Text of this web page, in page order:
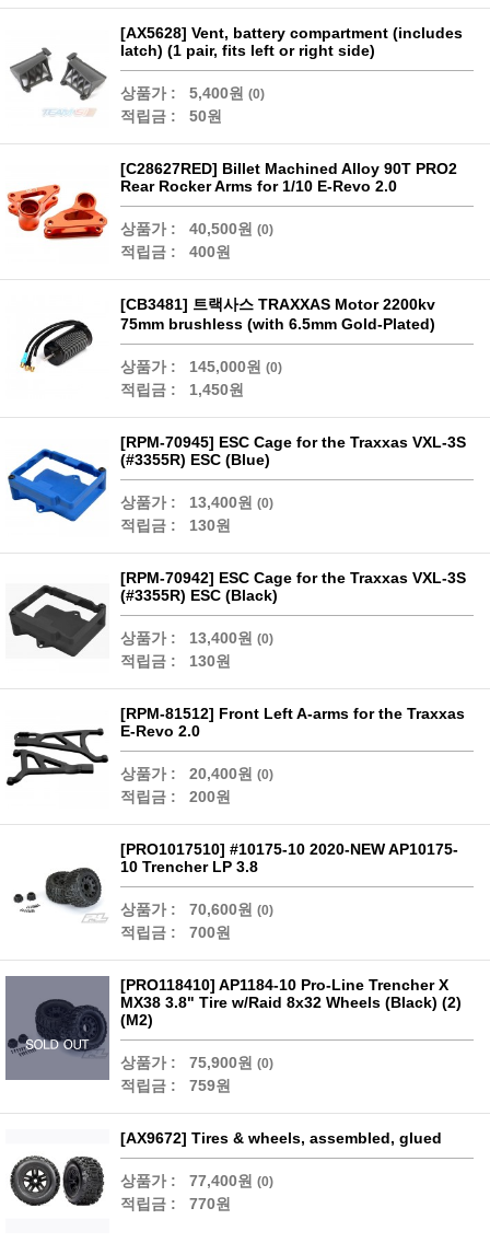
[AX5628] Vent, battery compartment (includes
latch) (1 pair, fits left or right side)
상품가 : 5,400원 (0)
적립금 : 50원
[C28627RED] Billet Machined Alloy 90T PRO2
Rear Rocker Arms for 1/10 E-Revo 2.0
상품가 : 40,500원 (0)
적립금 : 400원
[CB3481] 트랙사스 TRAXXAS Motor 2200kv
75mm brushless (with 6.5mm Gold-Plated)
상품가 : 145,000원 (0)
적립금 : 1,450원
[RPM-70945] ESC Cage for the Traxxas VXL-3S
(#3355R) ESC (Blue)
상품가 : 13,400원 (0)
적립금 : 130원
[RPM-70942] ESC Cage for the Traxxas VXL-3S
(#3355R) ESC (Black)
상품가 : 13,400원 (0)
적립금 : 130원
[RPM-81512] Front Left A-arms for the Traxxas
E-Revo 2.0
상품가 : 20,400원 (0)
적립금 : 200원
[PRO1017510] #10175-10 2020-NEW AP10175-
10 Trencher LP 3.8
상품가 : 70,600원 (0)
적립금 : 700원
[PRO118410] AP1184-10 Pro-Line Trencher X
MX38 3.8" Tire w/Raid 8x32 Wheels (Black) (2)
(M2)
상품가 : 75,900원 (0)
적립금 : 759원
[AX9672] Tires & wheels, assembled, glued
상품가 : 77,400원 (0)
적립금 : 770원